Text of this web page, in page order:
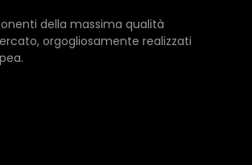
della massima qualità
orgogliosamente realizzati